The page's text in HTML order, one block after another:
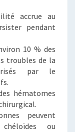
accrue au
pendant
10 % des
troubles de la
par le
hématomes
peuvent
ou